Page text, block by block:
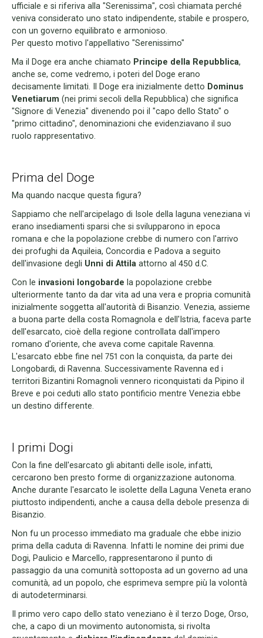
ufficiale e si riferiva alla "Serenissima", così chiamata perché
veniva considerato uno stato indipendente, stabile e prospero,
con un governo equilibrato e armonioso.
Per questo motivo l'appellativo "Serenissimo"
Ma il Doge era anche chiamato Principe della Repubblica,
anche se, come vedremo, i poteri del Doge erano
decisamente limitati. Il Doge era inizialmente detto Dominus
Venetiarum (nei primi secoli della Repubblica) che significa
"Signore di Venezia" divenendo poi il "capo dello Stato" o
"primo cittadino", denominazioni che evidenziavano il suo
ruolo rappresentativo.
Prima del Doge
Ma quando nacque questa figura?
Sappiamo che nell'arcipelago di Isole della laguna veneziana vi
erano insediamenti sparsi che si svilupparono in epoca
romana e che la popolazione crebbe di numero con l'arrivo
dei profughi da Aquileia, Concordia e Padova a seguito
dell'invasione degli Unni di Attila attorno al 450 d.C.
Con le invasioni longobarde la popolazione crebbe
ulteriormente tanto da dar vita ad una vera e propria comunità
inizialmente soggetta all'autorità di Bisanzio. Venezia, assieme
a buona parte della costa Romagnola e dell'Istria, faceva parte
dell'esarcato, cioè della regione controllata dall'impero
romano d'oriente, che aveva come capitale Ravenna.
L'esarcato ebbe fine nel 751 con la conquista, da parte dei
Longobardi, di Ravenna. Successivamente Ravenna ed i
territori Bizantini Romagnoli vennero riconquistati da Pipino il
Breve e poi ceduti allo stato pontificio mentre Venezia ebbe
un destino differente.
I primi Dogi
Con la fine dell'esarcato gli abitanti delle isole, infatti,
cercarono ben presto forme di organizzazione autonoma.
Anche durante l'esarcato le isolette della Laguna Veneta erano
piuttosto indipendenti, anche a causa della debole presenza di
Bisanzio.
Non fu un processo immediato ma graduale che ebbe inizio
prima della caduta di Ravenna. Infatti le nomine dei primi due
Dogi, Paulicio e Marcello, rappresentarono il punto di
passaggio da una comunità sottoposta ad un governo ad una
comunità, ad un popolo, che esprimeva sempre più la volontà
di autodeterminarsi.
Il primo vero capo dello stato veneziano è il terzo Doge, Orso,
che, a capo di un movimento autonomista, si rivolta